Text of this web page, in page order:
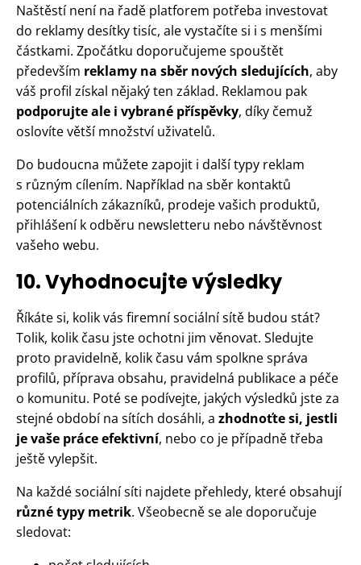
Naštěstí není na řadě platforem potřeba investovat
do reklamy desítky tisíc, ale vystačíte si i s menšími
částkami. Zpočátku doporučujeme spouštět
především reklamy na sběr nových sledujících, aby
váš profil získal nějaký ten základ. Reklamou pak
podporujte ale i vybrané příspěvky, díky čemuž
oslovíte větší množství uživatelů.
Do budoucna můžete zapojit i další typy reklam
s různým cílením. Například na sběr kontaktů
potenciálních zákazníků, prodeje vašich produktů,
přihlášení k odběru newsletteru nebo návštěvnost
vašeho webu.
10. Vyhodnocujte výsledky
Říkáte si, kolik vás firemní sociální sítě budou stát?
Tolik, kolik času jste ochotni jim věnovat. Sledujte
proto pravidelně, kolik času vám spolkne správa
profilů, příprava obsahu, pravidelná publikace a péče
o komunitu. Poté se podívejte, jakých výsledků jste za
stejné období na sítích dosáhli, a zhodnoťte si, jestli
je vaše práce efektivní, nebo co je případně třeba
ještě vylepšit.
Na každé sociální síti najdete přehledy, které obsahují
různé typy metrik. Všeobecně se ale doporučuje
sledovat: